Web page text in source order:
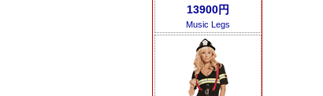
13900円
Music Legs